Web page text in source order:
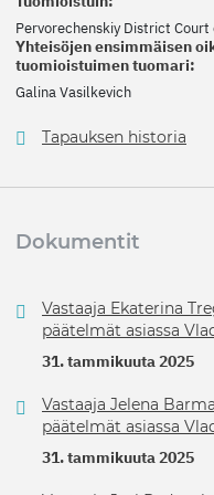
Pervorechenskiy District
Yhteisöjen ensimmäisen
tuomioistuimen tuomari:
Galina Vasilkevich
Tapauksen historia
Dokumentit
Vastaaja Ekaterina
päätelmät asiassa
31. tammikuuta 2025
Vastaaja Jelena
päätelmät asiassa
31. tammikuuta 2025